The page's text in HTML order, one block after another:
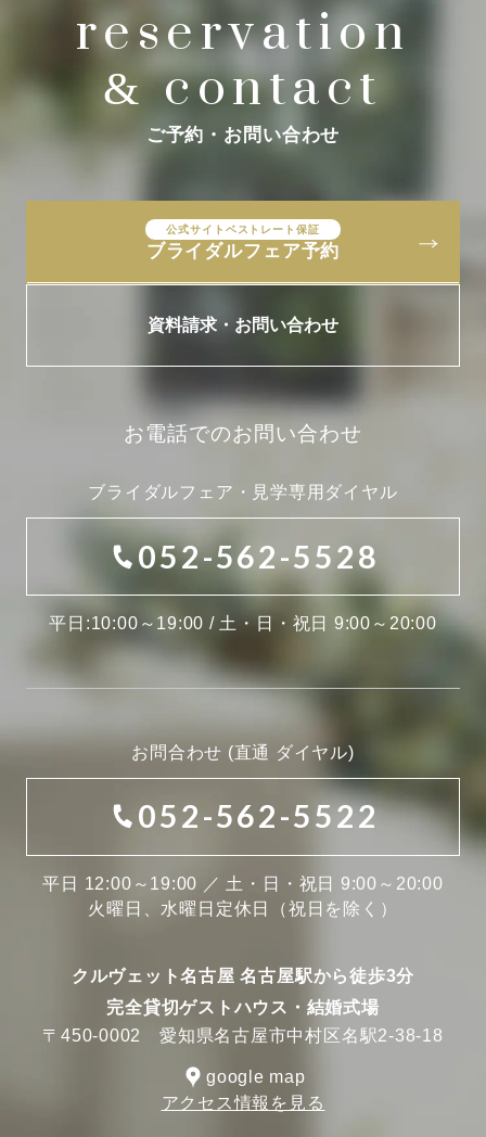
reservation
&contact
ご予約・お問い合わせ
公式サイトベストレート保証
ブライダルフェア予約
資料請求・お問い合わせ
お電話でのお問い合わせ
ブライダルフェア・見学専用ダイヤル
052-562-5528
平日:10:00～19:00 / 土・日・祝日 9:00～20:00
お問合わせ (直通 ダイヤル)
052-562-5522
平日 12:00～19:00 ／ 土・日・祝日 9:00～20:00
火曜日、水曜日定休日（祝日を除く）
クルヴェット名古屋 名古屋駅から徒歩3分
完全貸切ゲストハウス・結婚式場
〒450-0002 愛知県名古屋市中村区名駅2-38-18
google map
アクセス情報を見る